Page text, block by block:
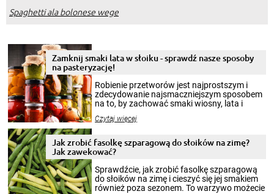
Spaghetti ala bolonese wege
Zamknij smaki lata w słoiku - sprawdź nasze sposoby
na pasteryzację!
Robienie przetworów jest najprostszym i
zdecydowanie najsmaczniejszym sposobem
na to, by zachować smaki wiosny, lata i
krajobrazów, by cieszyć nimi oko w sezonie
pełni poczuć atmosferę cieplejszych
miesięcy. Przygotowanie słoików ze
patenty, które pozwolą zachować świeżość
przetworów.
Czytaj więcej
Jak zrobić fasolkę szparagową do słoików na zimę?
Jak zawekować?
Sprawdźcie, jak zrobić fasolkę szparagową
do słoików na zimę i cieszyć się jej smakiem
również poza sezonem. To warzywo możecie